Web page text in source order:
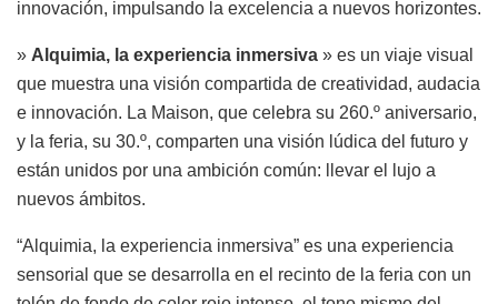
innovación, impulsando la excelencia a nuevos horizontes.
» Alquimia, la experiencia inmersiva » es un viaje visual
que muestra una visión compartida de creatividad, audacia
e innovación. La Maison, que celebra su 260.º aniversario,
y la feria, su 30.º, comparten una visión lúdica del futuro y
están unidos por una ambición común: llevar el lujo a
nuevos ámbitos.
“Alquimia, la experiencia inmersiva” es una experiencia
sensorial que se desarrolla en el recinto de la feria con un